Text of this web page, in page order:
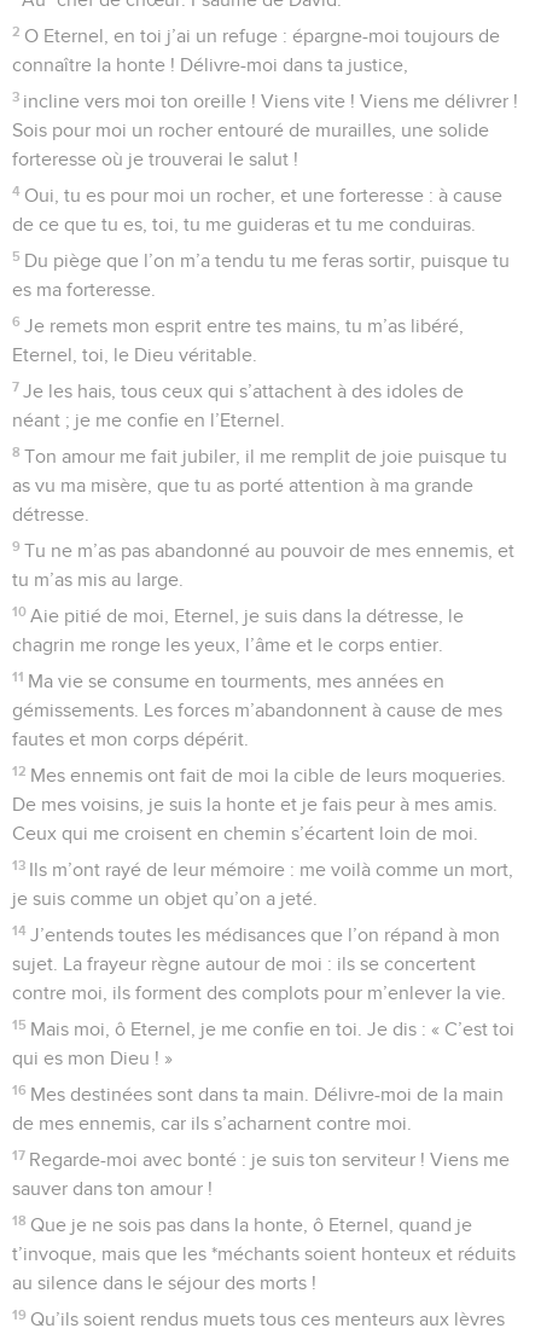
2 O Eternel, en toi j’ai un refuge : épargne-moi toujours de
connaître la honte ! Délivre-moi dans ta justice,
3 incline vers moi ton oreille ! Viens vite ! Viens me délivrer !
Sois pour moi un rocher entouré de murailles, une solide
forteresse où je trouverai le salut !
4 Oui, tu es pour moi un rocher, et une forteresse : à cause
de ce que tu es, toi, tu me guideras et tu me conduiras.
5 Du piège que l’on m’a tendu tu me feras sortir, puisque tu
es ma forteresse.
6 Je remets mon esprit entre tes mains, tu m’as libéré,
Eternel, toi, le Dieu véritable.
7 Je les hais, tous ceux qui s’attachent à des idoles de
néant ; je me confie en l’Eternel.
8 Ton amour me fait jubiler, il me remplit de joie puisque tu
as vu ma misère, que tu as porté attention à ma grande
détresse.
9 Tu ne m’as pas abandonné au pouvoir de mes ennemis, et
tu m’as mis au large.
10 Aie pitié de moi, Eternel, je suis dans la détresse, le
chagrin me ronge les yeux, l’âme et le corps entier.
11 Ma vie se consume en tourments, mes années en
gémissements. Les forces m’abandonnent à cause de mes
fautes et mon corps dépérit.
12 Mes ennemis ont fait de moi la cible de leurs moqueries.
De mes voisins, je suis la honte et je fais peur à mes amis.
Ceux qui me croisent en chemin s’écartent loin de moi.
13 Ils m’ont rayé de leur mémoire : me voilà comme un mort,
je suis comme un objet qu’on a jeté.
14 J’entends toutes les médisances que l’on répand à mon
sujet. La frayeur règne autour de moi : ils se concertent
contre moi, ils forment des complots pour m’enlever la vie.
15 Mais moi, ô Eternel, je me confie en toi. Je dis : « C’est toi
qui es mon Dieu ! »
16 Mes destinées sont dans ta main. Délivre-moi de la main
de mes ennemis, car ils s’acharnent contre moi.
17 Regarde-moi avec bonté : je suis ton serviteur ! Viens me
sauver dans ton amour !
18 Que je ne sois pas dans la honte, ô Eternel, quand je
t’invoque, mais que les *méchants soient honteux et réduits
au silence dans le séjour des morts !
19 Qu’ils soient rendus muets tous ces menteurs aux lèvres